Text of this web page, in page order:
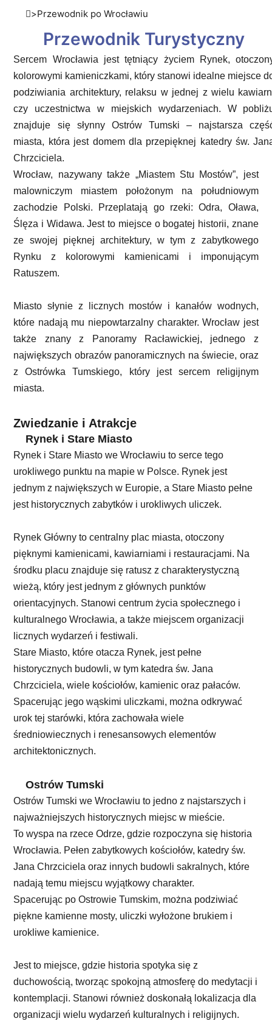
>Przewodnik po Wrocławiu
Przewodnik Turystyczny
Wrocław, nazywany także „Miastem Stu Mostów”, jest
malowniczym miastem położonym na południowym
zachodzie Polski. Przeplatają go rzeki: Odra, Oława,
Ślęza i Widawa. Jest to miejsce o bogatej historii, znane
ze swojej pięknej architektury, w tym z zabytkowego
Rynku z kolorowymi kamienicami i imponującym
Ratuszem.
Miasto słynie z licznych mostów i kanałów wodnych,
które nadają mu niepowtarzalny charakter. Wrocław jest
także znany z Panoramy Racławickiej, jednego z
największych obrazów panoramicznych na świecie, oraz
z Ostrówka Tumskiego, który jest sercem religijnym
miasta.
Sercem Wrocławia jest tętniący życiem Rynek,
kolorowymi kamieniczkami, który stanowi idealne miejsce
podziwiania architektury, relaksu w jednej z wielu
czy uczestnictwa w miejskich wydarzeniach. W
znajduje się słynny Ostrów Tumski – najstarsza
miasta, która jest domem dla przepięknej katedry św.
Chrzciciela.
Zwiedzanie i Atrakcje
Rynek i Stare Miasto
Rynek i Stare Miasto we Wrocławiu to serce tego
urokliwego punktu na mapie w Polsce. Rynek jest
jednym z największych w Europie, a Stare Miasto pełne
jest historycznych zabytków i urokliwych uliczek.
Rynek Główny to centralny plac miasta, otoczony
pięknymi kamienicami, kawiarniami i restauracjami. Na
środku placu znajduje się ratusz z charakterystyczną
wieżą, który jest jednym z głównych punktów
orientacyjnych. Stanowi centrum życia społecznego i
kulturalnego Wrocławia, a także miejscem organizacji
licznych wydarzeń i festiwali.
Stare Miasto, które otacza Rynek, jest pełne
historycznych budowli, w tym katedra św. Jana
Chrzciciela, wiele kościołów, kamienic oraz pałaców.
Spacerując jego wąskimi uliczkami, można odkrywać
urok tej starówki, która zachowała wiele
średniowiecznych i renesansowych elementów
architektonicznych.
Ostrów Tumski
Ostrów Tumski we Wrocławiu to jedno z najstarszych i
najważniejszych historycznych miejsc w mieście.
To wyspa na rzece Odrze, gdzie rozpoczyna się historia
Wrocławia. Pełen zabytkowych kościołów, katedry św.
Jana Chrzciciela oraz innych budowli sakralnych, które
nadają temu miejscu wyjątkowy charakter.
Spacerując po Ostrowie Tumskim, można podziwiać
piękne kamienne mosty, uliczki wyłożone brukiem i
urokliwe kamienice.
Jest to miejsce, gdzie historia spotyka się z
duchowością, tworząc spokojną atmosferę do medytacji i
kontemplacji. Stanowi również doskonałą lokalizacja dla
organizacji wielu wydarzeń kulturalnych i religijnych.